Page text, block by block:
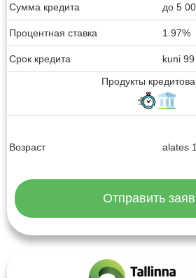
Сумма кредита до 5
Процентная ставка 1.97%
Срок кредита
kuni
Продукты
Возраст alates
Отправить